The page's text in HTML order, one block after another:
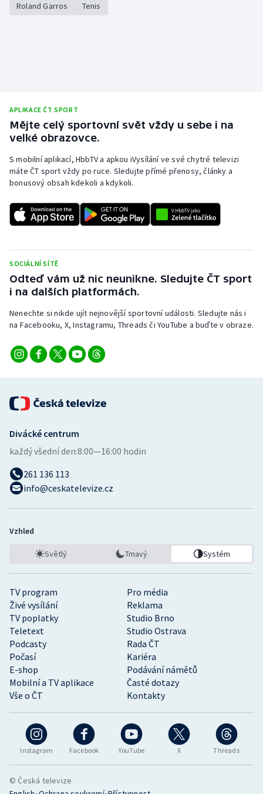
Roland Garros Tenis
APLIKACE ČT SPORT
Mějte celý sportovní svět vždy u sebe i na
velké obrazovce.
S mobilní aplikací, HbbTV a apkou iVysílání ve své chytré televizi
máte ČT sport vždy po ruce. Sledujte přímé přenosy, články a
bonusový obsah kdekoli a kdykoli.
SOCIÁLNÍ SÍTĚ
Odteď vám už nic neunikne. Sledujte ČT sport
i na dalších platformách.
Nenechte si nikde ujít nejnovější sportovní události. Sledujte nás i
na Facebooku, X, Instagramu, Threads či YouTube a buďte v obraze.
Instagram Facebook YouTube X Threads
TV program
Pro média
Živé vysílání
Reklama
TV poplatky
Studio Brno
Teletext
Studio Ostrava
Podcasty
Rada ČT
Počasí
Kariéra
E-shop
Podávání námětů
Mobilní a TV aplikace
Časté dotazy
Vše o ČT
Kontakty
Divácké centrum
každý všední den:8:00—16:00 hodin
261 136 113
info@ceskatelevize.cz
Vzhled
Světlý Tmavý Systém
© Česká televize